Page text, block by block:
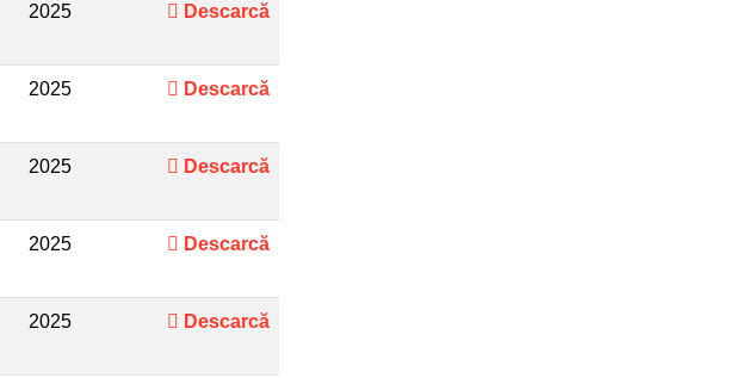
2025 Descarcă
2025 Descarcă
2025 Descarcă
2025 Descarcă
2025 Descarcă